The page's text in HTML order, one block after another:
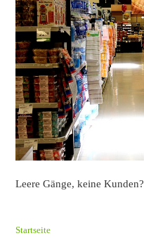
Leere Gänge, keine Kunden?
Startseite